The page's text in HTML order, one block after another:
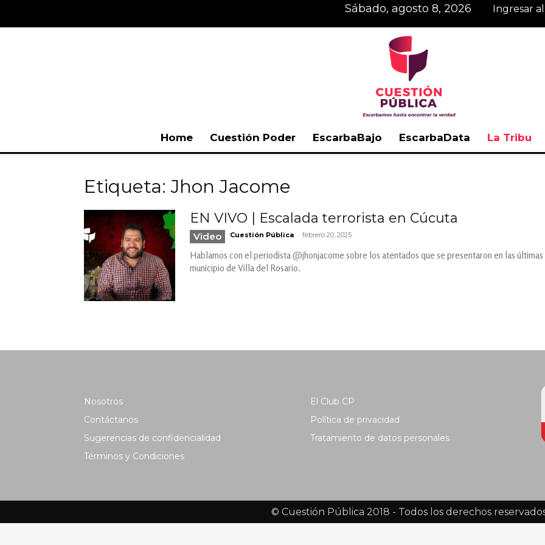
sábado, agosto 8, 2026 Ingresar
Home Cuestión Poder EscarbaBajo EscarbaData La Tribu
Etiqueta: Jhon Jacome
EN VIVO | Escalada terrorista en Cúcuta
Video Cuestión Pública - febrero 20, 2025
Hablamos con el periodista @jhonjacome sobre los atentados que se presentaron en las
municipio de Villa del Rosario.
Nosotros
Contáctanos
Sugerencias de confidencialidad
Términos y Condiciones
El Club CP
Política de privacidad
Tratamiento de datos personales
© Cuestión Pública 2018 - Todos los derechos